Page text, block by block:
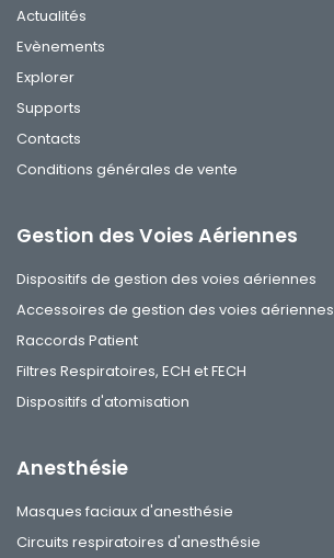
Actualités
Evènements
Explorer
Supports
Contacts
Conditions générales de vente
Gestion des Voies Aériennes
Dispositifs de gestion des voies aériennes
Accessoires de gestion des voies aériennes
Raccords Patient
Filtres Respiratoires, ECH et FECH
Dispositifs d'atomisation
Anesthésie
Masques faciaux d'anesthésie
Circuits respiratoires d'anesthésie